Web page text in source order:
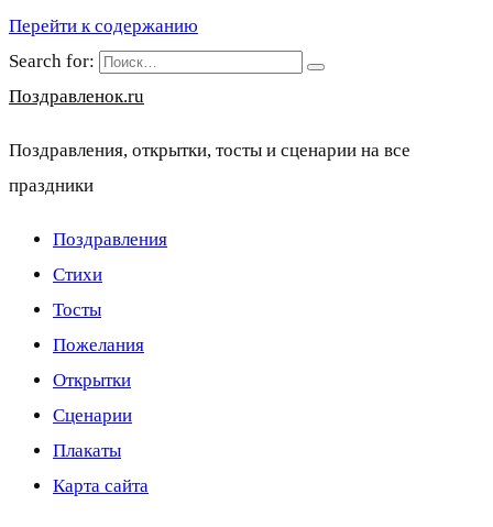
Перейти к содержанию
Search for:
Поздравленок.ru
Поздравления, открытки, тосты и сценарии на все
праздники
Поздравления
Стихи
Тосты
Пожелания
Открытки
Сценарии
Плакаты
Карта сайта